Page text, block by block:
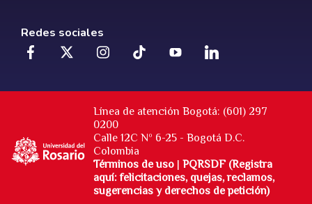
Redes sociales
Línea de atención Bogotá: (601) 297
0200
Calle 12C Nº 6-25 - Bogotá D.C.
Colombia
Términos de uso| PQRSDF (Registra
aquí: felicitaciones, quejas, reclamos,
sugerencias y derechos de petición)